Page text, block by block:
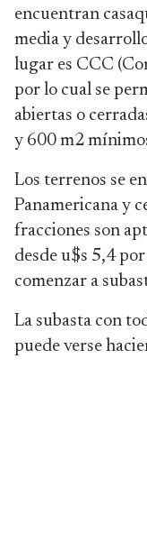
encuentran
media y
lugar es CCC
por lo cual se
abiertas o
y 600 m2
Los terrenos se
Panamericana y
fracciones son
desde u$s 5,4
comenzar a
La subasta con
puede verse